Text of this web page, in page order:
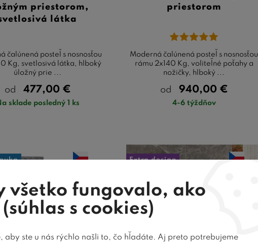
priestorom,
látka
čalúnená posteľ s nosnosťou
Kg, svetlosivá látka, hlboký
úložný prie ...
od 477,00 €
sklade posledný 1 ks
priestorom
Moderná čalúnená posteľ s nosnosťou
rámu 2x140 Kg, voliteľné poťahy a
nožičky, hlboký ...
od 940,00 €
4-6 týždňov
Extra design
všetko fungovalo, ako
s cookies)
aby ste u nás rýchlo našli to, čo hľadáte. Aj preto potrebujeme